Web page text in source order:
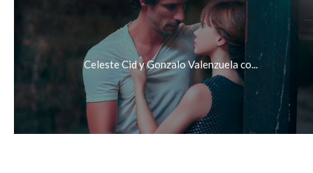
Celeste Cid y Gonzalo Valenzuela co...